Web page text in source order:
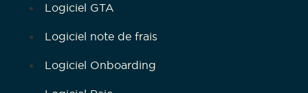
Logiciel GTA
Logiciel note de frais
Logiciel Onboarding